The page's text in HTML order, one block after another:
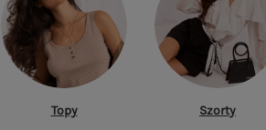
Topy Szorty